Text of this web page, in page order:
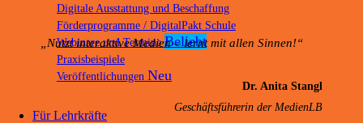
Digitale Ausstattung und Beschaffung
Förderprogramme / DigitalPakt Schule
Webinare und Termine
Praxisbeispiele
Veröffentlichungen
Für Lehrkräfte
„Nutzt interaktive Medien – lernt mit allen Sinnen!“
Dr. Anita Stangl
Geschäftsführerin der MedienLB